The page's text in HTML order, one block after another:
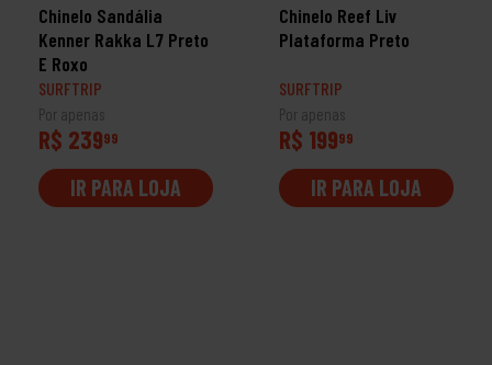
Chinelo Sandália
Kenner Rakka L7 Preto
E Roxo
SURFTRIP
Por apenas
R$ 23999
IR PARA LOJA
Chinelo Reef Liv
Plataforma Preto
SURFTRIP
Por apenas
R$ 19999
IR PARA LOJA